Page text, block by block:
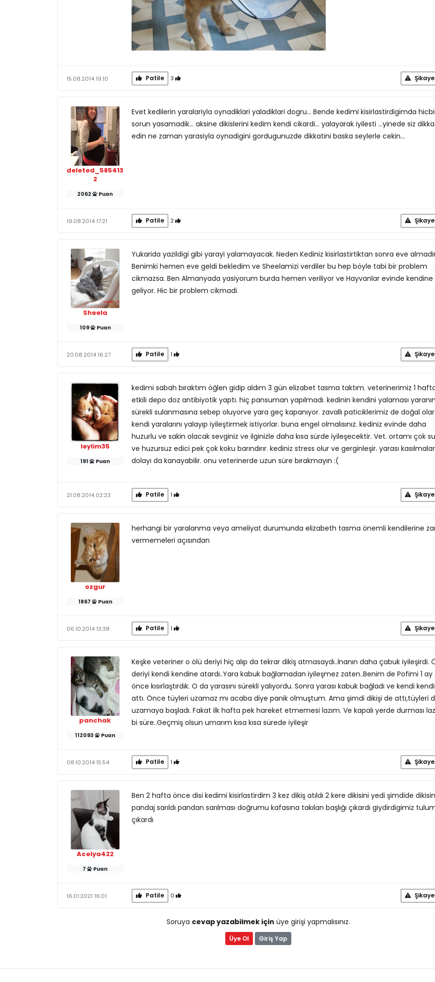
15.08.2014 19:10 Patile 3
deleted_585413
2
2062 Puan
Evet kedilerin yaralariyla oynadiklari yaladiklari dogru... Bende kedimi kisirlastirdigimda
sorun yasamadik... aksine dikislerini kedim kendi cikardi... yalayarak iyilesti ...yinede siz
edin ne zaman yarasiyla oynadigini gordugunuzde dikkatini baska seylerle cekin...
19.08.2014 17:21 Patile 2
Sheela
109 Puan
Yukarida yazildigi gibi yarayi yalamayacak. Neden Kediniz kisirlastirtiktan sonra eve
Benimki hemen eve geldi bekledim ve Sheelamizi verdiler bu hep böyle tabi bir problem
cikmazsa. Ben Almanyada yasiyorum burda hemen veriliyor ve Hayvanlar evinde kendine
geliyor. Hic bir problem cikmadi.
20.08.2014 16:27 Patile 1
leylim35
191 Puan
kedimi sabah bıraktım öğlen gidip aldım 3 gün elizabet tasma taktım. veterinerimiz 1
etkili depo doz antibiyotik yaptı. hiç pansuman yapılmadı. kedinin kendini yalaması
sürekli sulanmasına sebep oluyorve yara geç kapanıyor. zavallı paticiklerimiz de doğal
kendi yaralarını yalayıp iyileştirmek istiyorlar. buna engel olmalısınız. kediniz evinde daha
huzurlu ve sakin olacak sevginiz ve ilginizle daha kısa sürde iyileşecektir. Vet. ortamı çok
ve huzursuz edici pek çok koku barındırır. kediniz stress olur ve gerginleşir. yarası
dolayı da kanayabilir. onu veterinerde uzun süre bırakmayın :(
21.08.2014 02:23 Patile 1
ozgur
1867 Puan
herhangi bir yaralanma veya ameliyat durumunda elizabeth tasma önemli kendilerine
vermemeleri açısından
06.10.2014 13:38 Patile 1
panchak
112093 Puan
Keşke veteriner o ölü deriyi hiç alıp da tekrar dikiş atmasaydı..İnanın daha çabuk iyileşirdi.
deriyi kendi kendine atardı..Yara kabuk bağlamadan iyileşmez zaten..Benim de Pofimi 1 ay
önce kısırlaştırdık. O da yarasını sürekli yalıyordu. Sonra yarası kabuk bağladı ve kendi
attı. Önce tüyleri uzamaz mı acaba diye panik olmuştum. Ama şimdi dikişi de attı,tüyleri
uzamaya başladı. Fakat ilk hafta pek hareket etmemesi lazım. Ve kapalı yerde durması
bi süre..Geçmiş olsun umarım kısa kısa sürede iyileşir
08.10.2014 15:54 Patile 1
Acelya422
7 Puan
Ben 2 hafta önce disi kedimi kisirlastirdim 3 kez dikiş atıldı 2 kere dikisini yedi şimdide
pandaj sarıldı pandan sarılması doğrumu kafasına takılan başlığı çıkardı giydirdigimiz
çıkardı
16.01.2021 16:01 Patile 0
Soruya cevap yazabilmek için üye girişi yapmalısınız.
Üye Ol Giriş Yap